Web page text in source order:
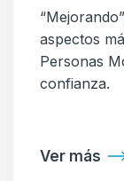
aspectos
Personas
confianza.
Ver más